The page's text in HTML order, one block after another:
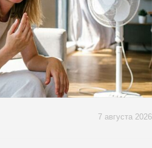
7 августа 2026